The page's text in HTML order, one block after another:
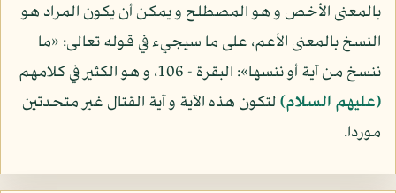
بالمعنى الأخص و هو المصطلح و يمكن أن يكون المراد هو
النسخ بالمعنى الأعم، على ما سيجيء في قوله تعالى: «ما
ننسخ من آية أو ننسها»: البقرة - 106، و هو الكثير في كلامهم
(عليهم السلام)لتكون هذه الآية و آية القتال غير متحدتين
موردا.